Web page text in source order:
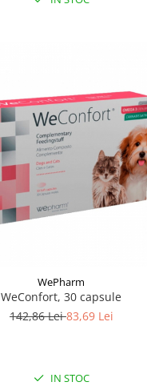
WePharm
WeConfort, 30 capsule
142,86 Lei83,69 Lei
IN STOC